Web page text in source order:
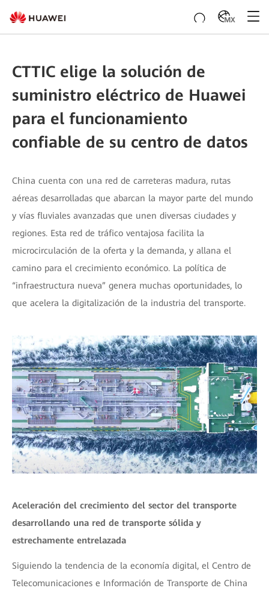
MX
CTTIC elige la solución de
suministro eléctrico de Huawei
para el funcionamiento
confiable de su centro de datos
China cuenta con una red de carreteras madura, rutas
aéreas desarrolladas que abarcan la mayor parte del mundo
y vías fluviales avanzadas que unen diversas ciudades y
regiones. Esta red de tráfico ventajosa facilita la
microcirculación de la oferta y la demanda, y allana el
camino para el crecimiento económico. La política de
“infraestructura nueva” genera muchas oportunidades, lo
que acelera la digitalización de la industria del transporte.
Aceleración del crecimiento del sector del transporte
desarrollando una red de transporte sólida y
estrechamente entrelazada
Siguiendo la tendencia de la economía digital, el Centro de
Telecomunicaciones e Información de Transporte de China